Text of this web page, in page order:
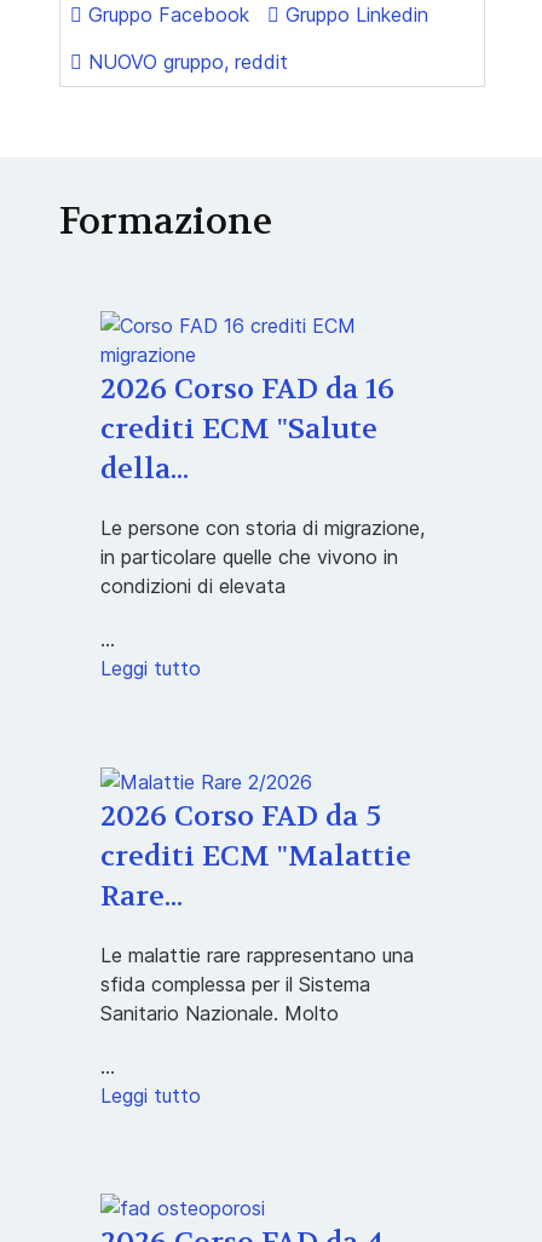
Gruppo Facebook
Gruppo Linkedin
NUOVO gruppo, reddit
Formazione
2026 Corso FAD da 16
crediti ECM "Salute
della...
Le persone con storia di migrazione,
in particolare quelle che vivono in
condizioni di elevata
...
Leggi tutto
2026 Corso FAD da 5
crediti ECM "Malattie
Rare...
Le malattie rare rappresentano una
sfida complessa per il Sistema
Sanitario Nazionale. Molto
...
Leggi tutto